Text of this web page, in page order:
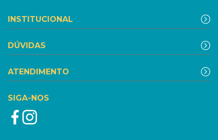
INSTITUCIONAL
DÚVIDAS
ATENDIMENTO
SIGA-NOS